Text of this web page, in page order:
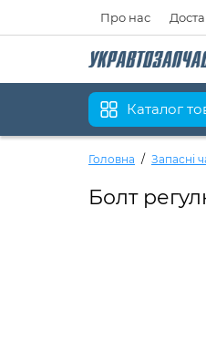
Про нас
Каталог
Головна Запасні
Болт